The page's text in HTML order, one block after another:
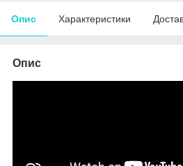
Опис Характеристики
Опис